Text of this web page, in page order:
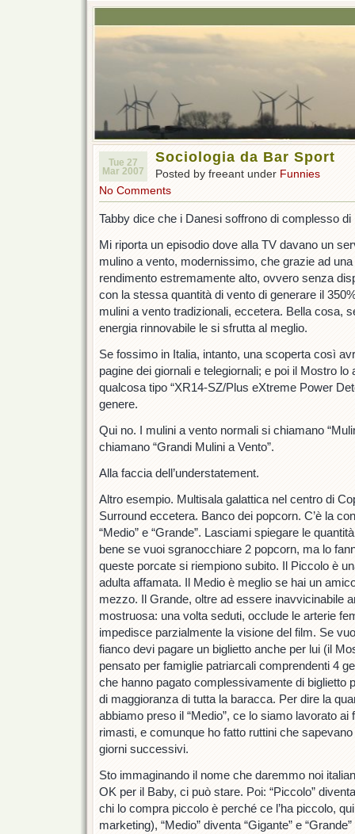
Tue 27
Mar 2007
Sociologia da Bar Sport
Posted by freeant under Funnies
No Comments
Tabby dice che i Danesi soffrono di complesso di
Mi riporta un episodio dove alla TV davano un
mulino a vento, modernissimo, che grazie ad
rendimento estremamente alto, ovvero senza
con la stessa quantità di vento di generare il
mulini a vento tradizionali, eccetera. Bella cosa,
energia rinnovabile le si sfrutta al meglio.
Se fossimo in Italia, intanto, una scoperta così
pagine dei giornali e telegiornali; e poi il Mostro
qualcosa tipo “XR14-SZ/Plus eXtreme Power
genere.
Qui no. I mulini a vento normali si chiamano
chiamano “Grandi Mulini a Vento”.
Alla faccia dell’understatement.
Altro esempio. Multisala galattica nel centro di
Surround eccetera. Banco dei popcorn. C’è la
“Medio” e “Grande”. Lasciami spiegare le
bene se vuoi sgranocchiare 2 popcorn, ma lo
queste porcate si riempiono subito. Il Piccolo è
adulta affamata. Il Medio è meglio se hai un
mezzo. Il Grande, oltre ad essere inavvicinabile
mostruosa: una volta seduti, occlude le arterie
impedisce parzialmente la visione del film. Se
fianco devi pagare un biglietto anche per lui (il
pensato per famiglie patriarcali comprendenti 4
che hanno pagato complessivamente di biglietto
di maggioranza di tutta la baracca. Per dire la
abbiamo preso il “Medio”, ce lo siamo lavorato
rimasti, e comunque ho fatto ruttini che
giorni successivi.
Sto immaginando il nome che daremmo noi
OK per il Baby, ci può stare. Poi: “Piccolo”
chi lo compra piccolo è perché ce l’ha piccolo,
marketing), “Medio” diventa “Gigante” e